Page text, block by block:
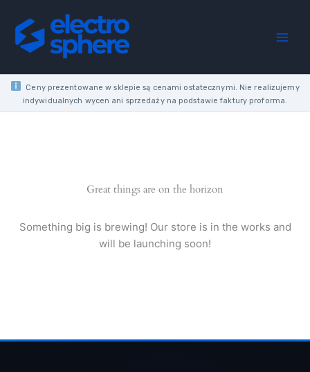
content
Ceny prezentowane w sklepie są cenami ostatecznymi. Nie realizujemy
indywidualnych wycen ani sprzedaży na podstawie faktury proforma.
Great things are on the horizon
Something big is brewing! Our store is in the works and
will be launching soon!